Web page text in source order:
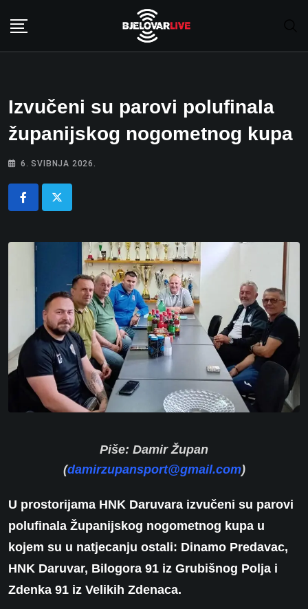
Izvučeni su parovi polufinala
županijskog nogometnog kupa
6. SVIBNJA 2026.
Piše: Damir Župan
(damirzupansport@gmail.com)
U prostorijama HNK Daruvara izvučeni su parovi
polufinala Županijskog nogometnog kupa u
kojem su u natjecanju ostali: Dinamo Predavac,
HNK Daruvar, Bilogora 91 iz Grubišnog Polja i
Zdenka 91 iz Velikih Zdenaca.